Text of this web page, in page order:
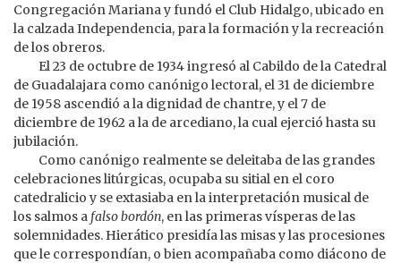
Congregación Mariana y fundó el Club Hidalgo, ubicado en
la calzada Independencia, para la formación y la recreación
de los obreros.
El 23 de octubre de 1934 ingresó al Cabildo de la Catedral
de Guadalajara como canónigo lectoral, el 31 de diciembre
de 1958 ascendió a la dignidad de chantre, y el 7 de
diciembre de 1962 a la de arcediano, la cual ejerció hasta su
jubilación.
Como canónigo realmente se deleitaba de las grandes
celebraciones litúrgicas, ocupaba su sitial en el coro
catedralicio y se extasiaba en la interpretación musical de
los salmos a falso bordón, en las primeras vísperas de las
solemnidades. Hierático presidía las misas y las procesiones
que le correspondían, o bien acompañaba como diácono de